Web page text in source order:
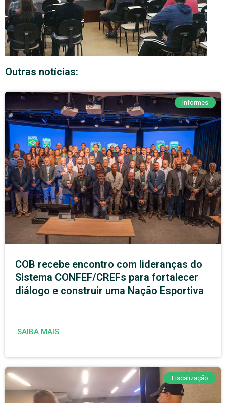
Outras notícias:
Informes
COB recebe encontro com lideranças do
Sistema CONFEF/CREFs para fortalecer
diálogo e construir uma Nação Esportiva
SAIBA MAIS
Fiscalização